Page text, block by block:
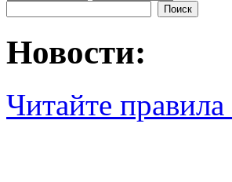
Новости:
Читайте